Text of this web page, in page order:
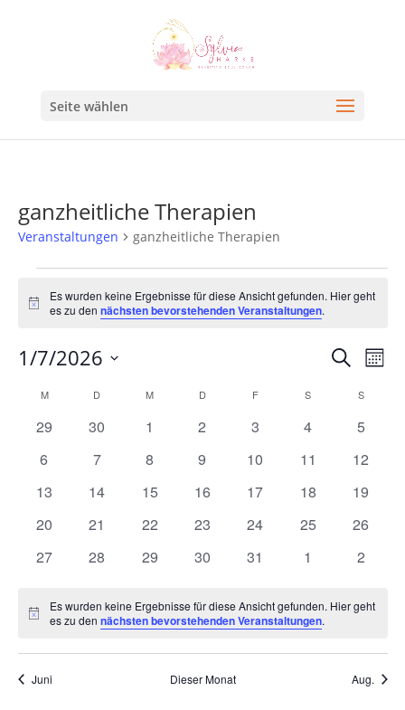
Seite wählen
ganzheitliche Therapien
Veranstaltungen ganzheitliche Therapien
Hinweis
Es wurden keine Ergebnisse für diese Ansicht gefunden. Hier geht
es zu dennächsten bevorstehenden Veranstaltungen.
Suche
und
Suche
1/7/2026
Kalender
von
Veranstaltungen
M D M D F S S
0
29
0
30
0
1
0
2
0
3
0
4
0
5
0
6
0
7
0
8
0
9
0
10
0
11
0
12
0
13
0
14
0
15
0
16
0
17
0
18
0
19
0
20
0
21
0
22
0
23
0
24
0
25
0
26
0
27
0
28
0
29
0
30
0
31
0
1
0
2
Hinweis
Es wurden keine Ergebnisse für diese Ansicht gefunden. Hier geht
es zu dennächsten bevorstehenden Veranstaltungen.
Juni Dieser Monat Aug.